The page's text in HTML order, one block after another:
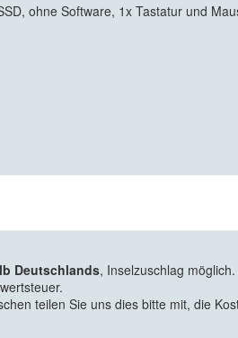
ohne Software, 1x Tastatur und
Deutschlands, Inselzuschlag möglich.
teilen Sie uns dies bitte mit, die